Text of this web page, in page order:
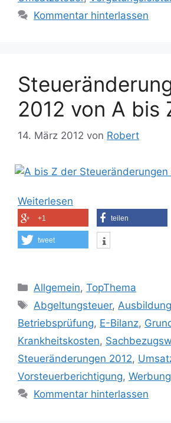
Kommentar hinterlassen
2012 von A bis
14. März 2012 von Robert
Weiterlesen
+1 teilen
tweet
Kategorien
Allgemein,TopThema
Schlagwörter
Abgeltungsteuer,
Betriebsprüfung, E-Bilanz,
Krankheitskosten,
Steueränderungen 2012,
Vorsteuerberichtigung,
Kommentar hinterlassen